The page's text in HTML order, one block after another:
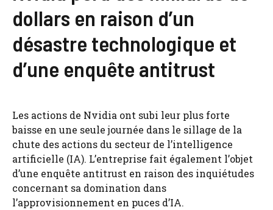
dollars en raison d’un
désastre technologique et
d’une enquête antitrust
Les actions de Nvidia ont subi leur plus forte
baisse en une seule journée dans le sillage de la
chute des actions du secteur de l’intelligence
artificielle (IA). L’entreprise fait également l’objet
d’une enquête antitrust en raison des inquiétudes
concernant sa domination dans
l’approvisionnement en puces d’IA.